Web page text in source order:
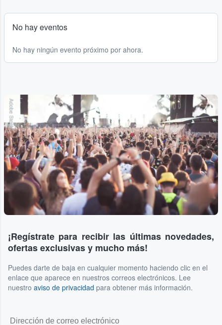
No hay eventos
No hay ningún evento próximo por ahora.
Adobe Stock
¡Regístrate para recibir las últimas novedades,
ofertas exclusivas y mucho más!
Puedes darte de baja en cualquier momento haciendo clic en el
enlace que aparece en nuestros correos electrónicos. Lee
nuestro aviso de privacidad para obtener más información.